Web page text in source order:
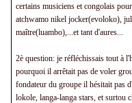
certains musiciens et congolais
atchwamo nikel jocker(evoloko),
maître(luambo),...et tant d'aures...
2è question: je réfléchissais tout à
pourquoi il arrêtait pas de voler
fondateur du groupe il hésitait pas
lokole, langa-langa stars, et surtou